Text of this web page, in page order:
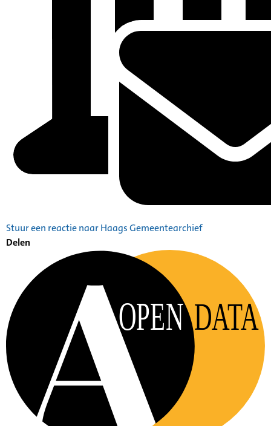
Stuur een reactie naar Haags Gemeentearchief
Delen
OPEN DATA